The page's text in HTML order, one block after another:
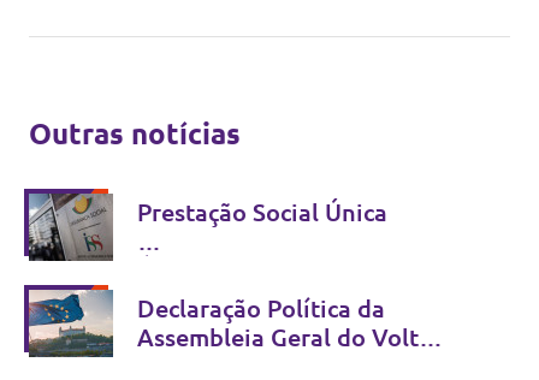
Outras notícias
Prestação Social Única
criminalizar - Não se combate
fraude com estigma
Declaração Política da
Assembleia Geral do Volt